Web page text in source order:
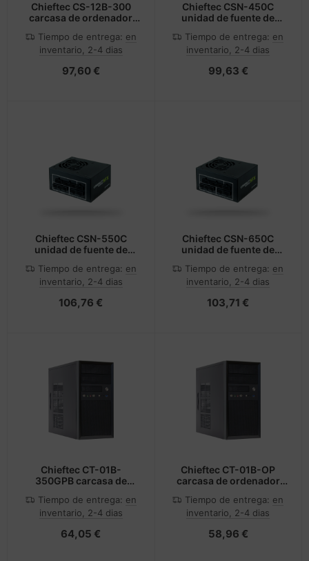
Chieftec CS-12B-300
carcasa de ordenador
Tiempo de entrega: en
inventario, 2-4 dias
97,60 €
Chieftec CSN-450C
unidad de fuente de
20+4 pin ATX SFX Negro
Tiempo de entrega: en
inventario, 2-4 dias
99,63 €
Chieftec CSN-550C
unidad de fuente de
20+4 pin ATX PS/2 Negro
Tiempo de entrega: en
inventario, 2-4 dias
106,76 €
Chieftec CSN-650C
unidad de fuente de
20+4 pin ATX SFX Negro
Tiempo de entrega: en
inventario, 2-4 dias
103,71 €
Chieftec CT-01B-
350GPB carcasa de
Negro 350 W
Tiempo de entrega: en
inventario, 2-4 dias
64,05 €
Chieftec CT-01B-OP
carcasa de ordenador
Tiempo de entrega: en
inventario, 2-4 dias
58,96 €